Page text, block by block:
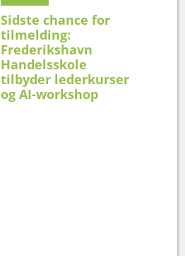
Sidste chance for
tilmelding:
Frederikshavn
Handelsskole
tilbyder lederkurser
og AI-workshop